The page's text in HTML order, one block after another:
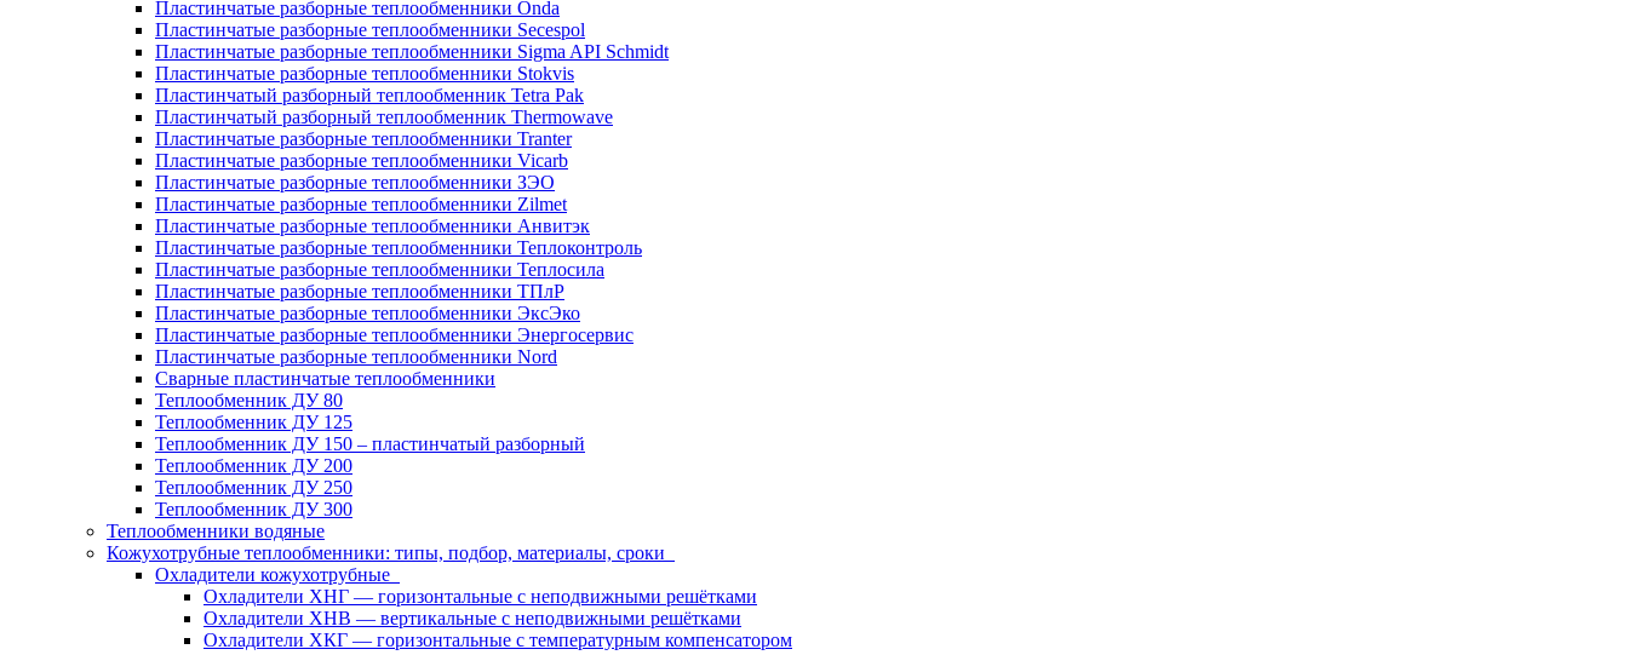
Пластинчатые разборные теплообменники Onda
Пластинчатые разборные теплообменники Secespol
Пластинчатые разборные теплообменники Sigma API Schmidt
Пластинчатые разборные теплообменники Stokvis
Пластинчатый разборный теплообменник Tetra Pak
Пластинчатый разборный теплообменник Thermowave
Пластинчатые разборные теплообменники Tranter
Пластинчатые разборные теплообменники Vicarb
Пластинчатые разборные теплообменники ЗЭО
Пластинчатые разборные теплообменники Zilmet
Пластинчатые разборные теплообменники Анвитэк
Пластинчатые разборные теплообменники Теплоконтроль
Пластинчатые разборные теплообменники Теплосила
Пластинчатые разборные теплообменники ТПлР
Пластинчатые разборные теплообменники ЭксЭко
Пластинчатые разборные теплообменники Энергосервис
Пластинчатые разборные теплообменники Nord
Сварные пластинчатые теплообменники
Теплообменник ДУ 80
Теплообменник ДУ 125
Теплообменник ДУ 150 – пластинчатый разборный
Теплообменник ДУ 200
Теплообменник ДУ 250
Теплообменник ДУ 300
Теплообменники водяные
Кожухотрубные теплообменники: типы, подбор, материалы, сроки
Охладители кожухотрубные
Охладители ХНГ — горизонтальные с неподвижными решётками
Охладители ХНВ — вертикальные с неподвижными решётками
Охладители ХКГ — горизонтальные с температурным компенсатором